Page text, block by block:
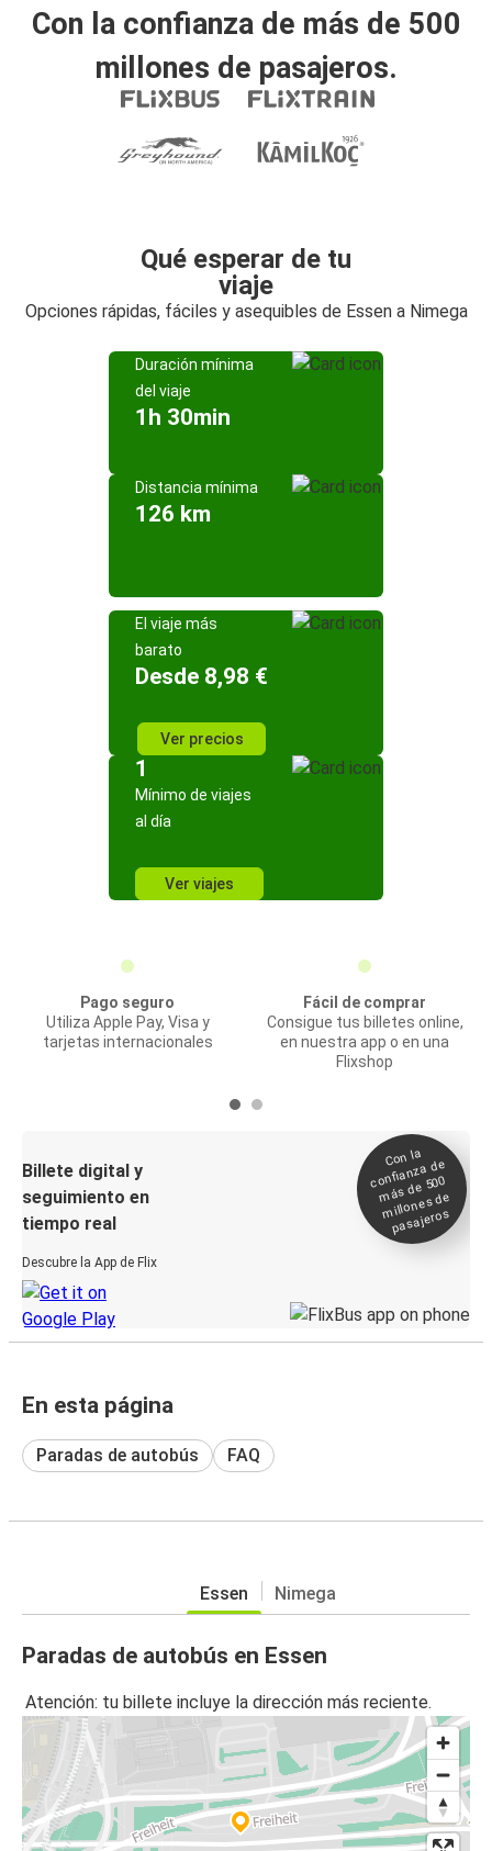
Con la confianza de más de 500
millones de pasajeros.
Qué esperar de tu
viaje
Opciones rápidas, fáciles y asequibles de Essen a Nimega
Duración mínima
del viaje
1h 30min
Distancia mínima
126 km
El viaje más
barato
Desde 8,98 €
Ver precios
1
Mínimo de viajes
al día
Ver viajes
Pago seguro
Utiliza Apple Pay, Visa y
tarjetas internacionales
Fácil de comprar
Consigue tus billetes online,
en nuestra app o en una
Flixshop
Billete digital y
seguimiento en
tiempo real
Descubre la App de Flix
Con la
confianza de
más de 500
millones de
pasajeros
En esta página
Paradas de autobús FAQ
Essen Nimega
Paradas de autobús en Essen
Atención: tu billete incluye la dirección más reciente.